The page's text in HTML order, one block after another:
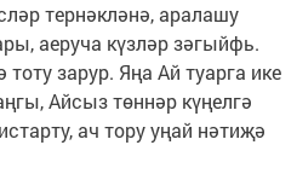
тернәкләнә, аралашу
аеруча күзләр зәгыйфь.
зарур. Яңа Ай туарга ике
Айсыз төннәр күңелгә
ач тору уңай нәтиҗә